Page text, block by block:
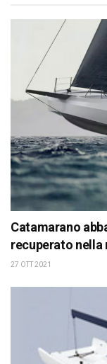
Catamarano
recuperato
27 OTT 2021